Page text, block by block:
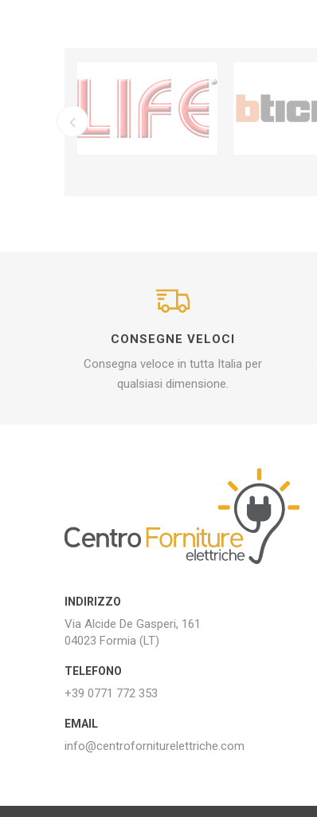
CONSEGNE VELOCI
Consegna veloce in tutta Italia per
qualsiasi dimensione.
INDIRIZZO
Via Alcide De Gasperi, 161
04023 Formia (LT)
TELEFONO
+39 0771 772 353
EMAIL
info@centroforniturelettriche.com